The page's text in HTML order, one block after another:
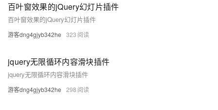
百叶窗效果的jQuery幻灯片插件
百叶窗效果的jQuery幻灯片插件
游客dng4gjyb342he 323
jquery无限循环内容滑块插件
jquery无限循环内容滑块插件
游客dng4gjyb342he 298